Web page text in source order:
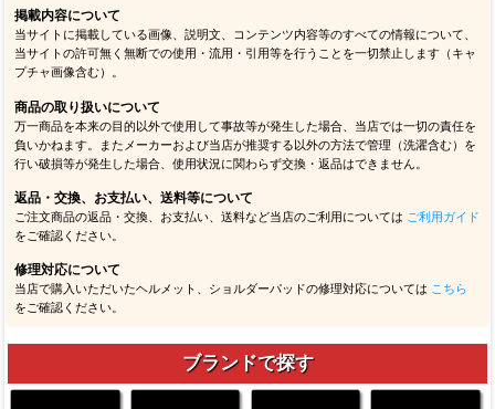
掲載内容について
当サイトに掲載している画像、説明文、コンテンツ内容等のすべての情報について、
当サイトの許可無く無断での使用・流用・引用等を行うことを一切禁止します（キャ
プチャ画像含む）。
商品の取り扱いについて
万一商品を本来の目的以外で使用して事故等が発生した場合、当店では一切の責任を
負いかねます。またメーカーおよび当店が推奨する以外の方法で管理（洗濯含む）を
行い破損等が発生した場合、使用状況に関わらず交換・返品はできません。
返品・交換、お支払い、送料等について
ご注文商品の返品・交換、お支払い、送料など当店のご利用については ご利用ガイド
をご確認ください。
修理対応について
当店で購入いただいたヘルメット、ショルダーパッドの修理対応については こちら
をご確認ください。
ブランドで探す